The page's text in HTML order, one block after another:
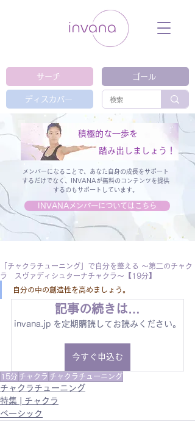
ガ 瞑想 栄養 医学 レッスン レクチャ
ー ​ストレス 免疫力 睡眠 メンタルヘル
サーチ
ディスカバー
ゴール
積極的な一歩を
踏み出しましょう！
メンバーになることで、あなた自身の成長をサポート
するだけでなく、
INVANAが無料のコンテンツを提供
するのもサポートしています。
INVANAメンバーについてはこちら
「チャクラチューニング」で自分を整える 〜第二のチャク
ラ スヴァディシュターナチャクラ〜【19分】
自分の中の創造性を高めましょう。
記事の続きは…
invana.jp を定期購読してお読みください。
今すぐ申込む
15分 チャクラ チャクラチューニング
チャクラチューニング
特集 | チャクラ
ベーシック